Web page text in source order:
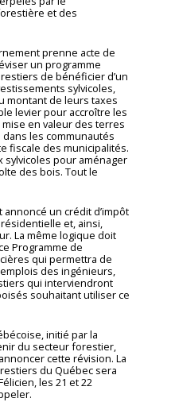
et des
prenne acte de
un programme
de bénéficier d’un
sylvicoles,
montant de leurs taxes
levier pour accroître les
en valeur des terres
les communautés
fiscale des municipalités.
sylvicoles pour aménager
des bois. Tout le
un crédit d’impôt
et, ainsi,
La même logique doit
Programme de
qui permettra de
des ingénieurs,
qui interviendront
souhaitant utiliser ce
initié par la
du secteur forestier,
cette révision. La
du Québec sera
les 21 et 22